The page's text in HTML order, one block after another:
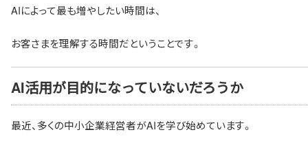
AIによって最も増やしたい時間は、
お客さまを理解する時間だということです。
AI活用が目的になっていないだろうか
最近、多くの中小企業経営者がAIを学び始めています。